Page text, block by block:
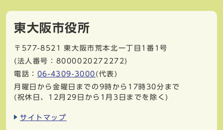
東大阪市役所
〒577-8521
東大阪市荒本北一丁目1番1号
(法人番号：8000020272272)
電話： 06-4309-3000 (代表)
月曜日から金曜日までの9時から17時30分まで
(祝休日、12月29日から1月3日までを除く)
サイトマップ